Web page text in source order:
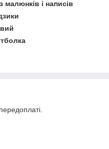
малюнків і написів